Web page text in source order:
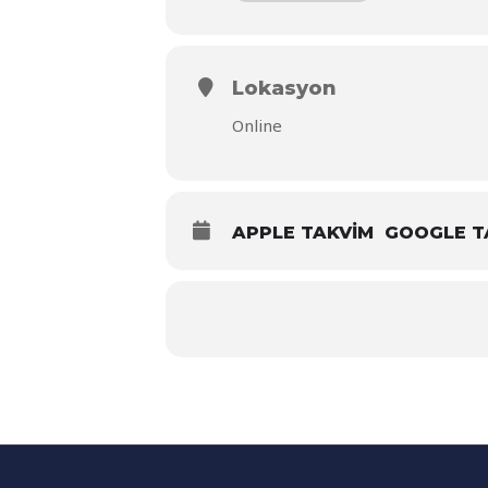
Lokasyon
Online
APPLE TAKVIM GOOGLE